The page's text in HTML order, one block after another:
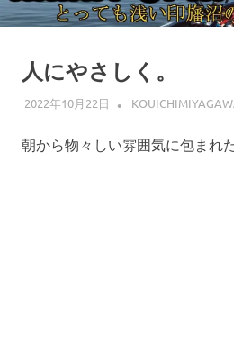
プ
人にやさしく。
2022年10月22日
朝から物々しい雰囲気に包まれ